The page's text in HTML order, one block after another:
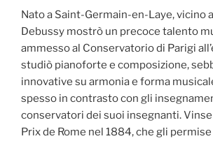
Nato a Saint-Germain-en-Laye, vicino
Debussy mostrò un precoce talento
ammesso al Conservatorio di Parigi
studiò pianoforte e composizione,
innovative su armonia e forma
spesso in contrasto con gli
conservatori dei suoi insegnanti.
Prix de Rome nel 1884, che gli